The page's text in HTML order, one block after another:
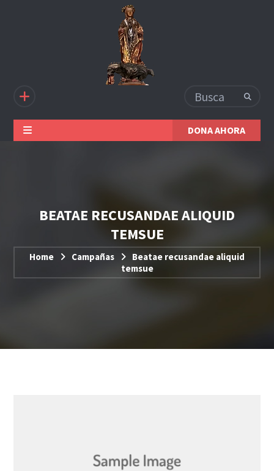
DONA AHORA
BEATAE RECUSANDAE ALIQUID
TEMSUE
Home Campañas
Beatae recusandae aliquid
temsue